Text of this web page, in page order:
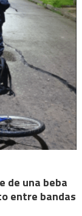
de una beba
entre bandas